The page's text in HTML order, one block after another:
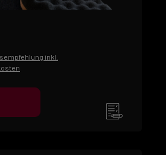
inkl.